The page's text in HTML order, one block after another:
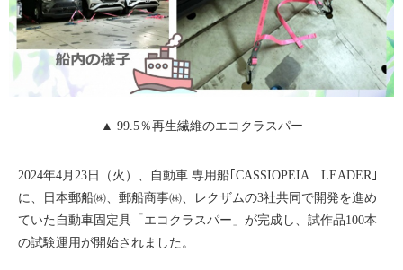
▲ 99.5％再生繊維のエコクラスパー
2024年4月23日（火）、自動車 専用船｢CASSIOPEIA LEADER｣
に、日本郵船㈱、郵船商事㈱、レクザムの3社共同で開発を進め
ていた自動車固定具「エコクラスパー」が完成し、試作品100本
の試験運用が開始されました。